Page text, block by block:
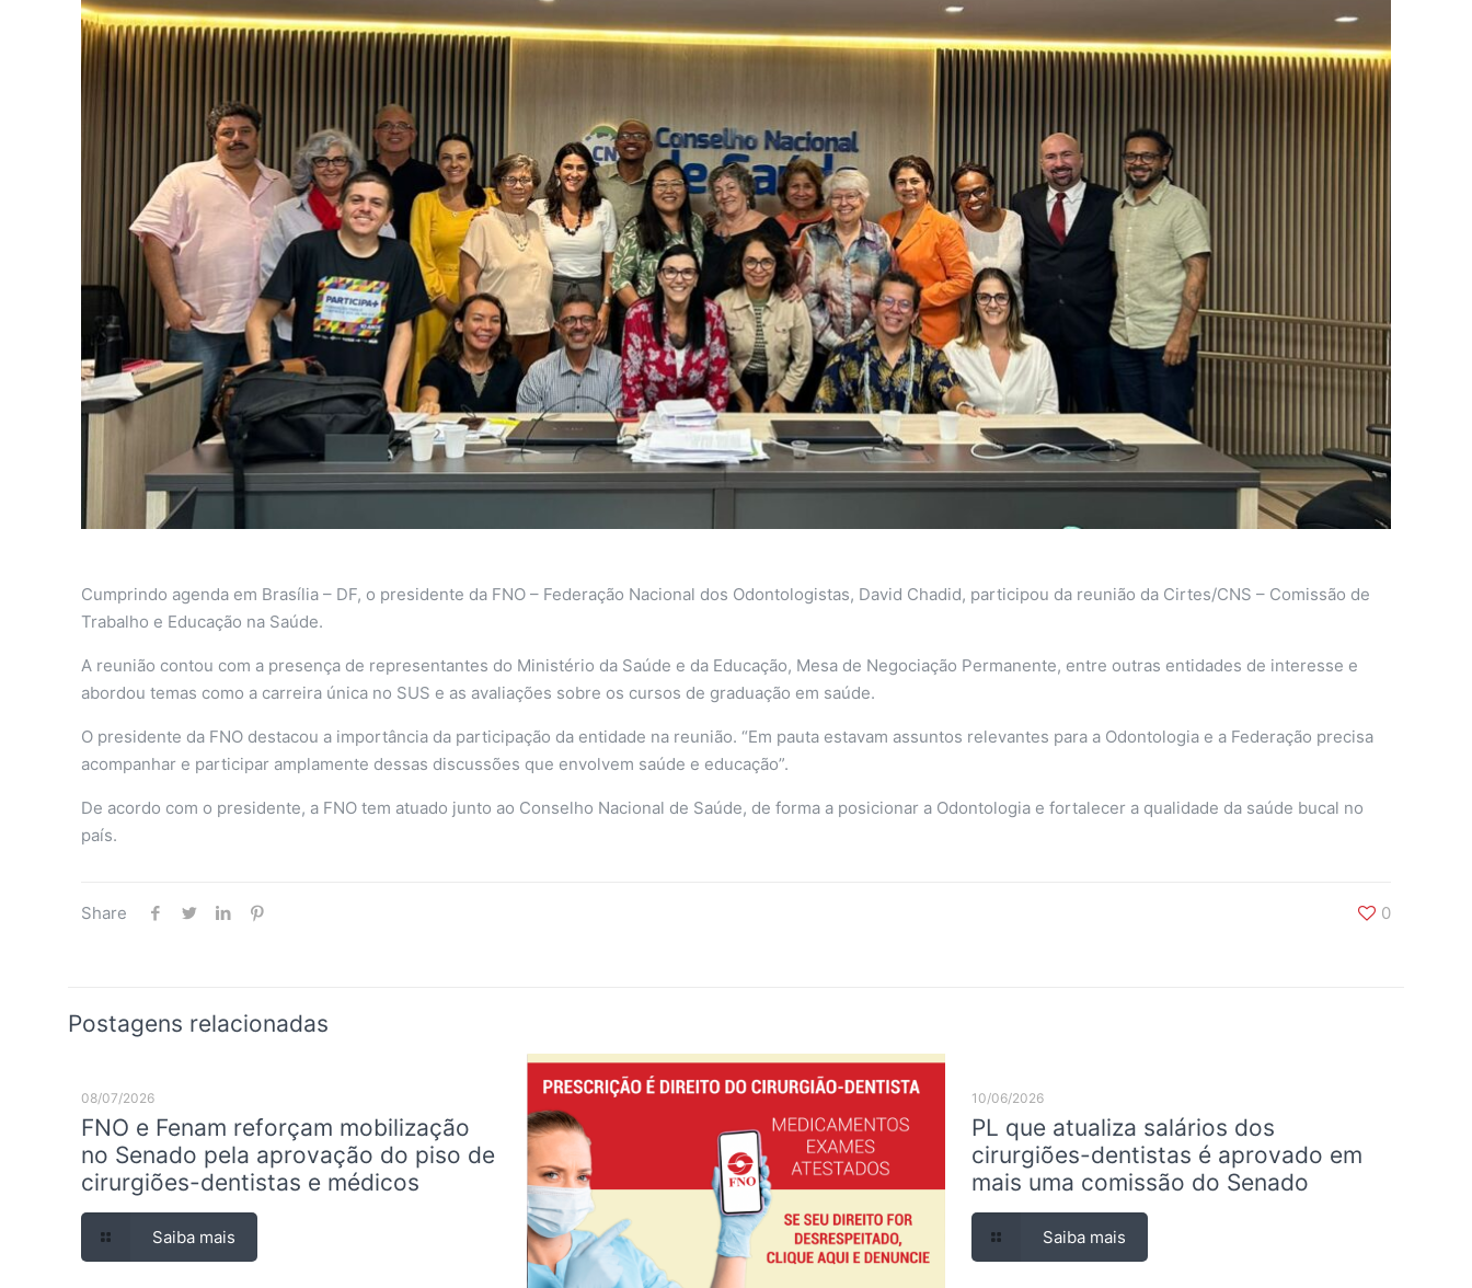
Cumprindo agenda em Brasília – DF, o presidente da FNO – Federação Nacional dos Odontologistas, David Chadid, participou da reunião da Cirtes/CNS – Comissão de
Trabalho e Educação na Saúde.
A reunião contou com a presença de representantes do Ministério da Saúde e da Educação, Mesa de Negociação Permanente, entre outras entidades de interesse e
abordou temas como a carreira única no SUS e as avaliações sobre os cursos de graduação em saúde.
O presidente da FNO destacou a importância da participação da entidade na reunião. “Em pauta estavam assuntos relevantes para a Odontologia e a Federação precisa
acompanhar e participar amplamente dessas discussões que envolvem saúde e educação”.
De acordo com o presidente, a FNO tem atuado junto ao Conselho Nacional de Saúde, de forma a posicionar a Odontologia e fortalecer a qualidade da saúde bucal no
país.
Share 0
Postagens relacionadas
08/07/2026
FNO e Fenam reforçam mobilização
no Senado pela aprovação do piso de
cirurgiões-dentistas e médicos
Saiba mais
10/06/2026
PL que atualiza salários dos
cirurgiões-dentistas é aprovado em
mais uma comissão do Senado
Saiba mais